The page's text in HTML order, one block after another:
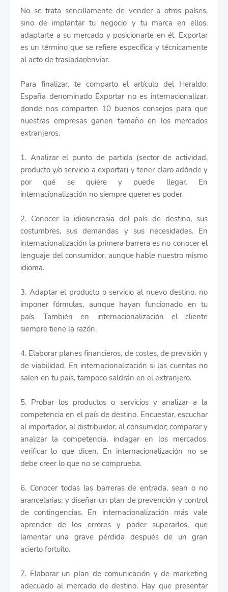
No se trata sencillamente de vender a otros países,
sino de implantar tu negocio y tu marca en ellos,
adaptarte a su mercado y posicionarte en él. Exportar
es un término que se refiere específica y técnicamente
al acto de trasladar/enviar.
Para finalizar, te comparto el artículo del Heraldo,
España denominado Exportar no es internacionalizar,
donde nos comparten 10 buenos consejos para que
nuestras empresas ganen tamaño en los mercados
extranjeros.
1. Analizar el punto de partida (sector de actividad,
producto y/o servicio a exportar) y tener claro adónde y
por qué se quiere y puede llegar. En
internacionalización no siempre querer es poder.
2. Conocer la idiosincrasia del país de destino, sus
costumbres, sus demandas y sus necesidades. En
internacionalización la primera barrera es no conocer el
lenguaje del consumidor, aunque hable nuestro mismo
idioma.
3. Adaptar el producto o servicio al nuevo destino, no
imponer fórmulas, aunque hayan funcionado en tu
país. También en internacionalización el cliente
siempre tiene la razón.
4. Elaborar planes financieros, de costes, de previsión y
de viabilidad. En internacionalización si las cuentas no
salen en tu país, tampoco saldrán en el extranjero.
5. Probar los productos o servicios y analizar a la
competencia en el país de destino. Encuestar, escuchar
al importador, al distribuidor, al consumidor; comparar y
analizar la competencia, indagar en los mercados,
verificar lo que dicen. En internacionalización no se
debe creer lo que no se comprueba.
6. Conocer todas las barreras de entrada, sean o no
arancelarias; y diseñar un plan de prevención y control
de contingencias. En internacionalización más vale
aprender de los errores y poder superarlos, que
lamentar una grave pérdida después de un gran
acierto fortuito.
7. Elaborar un plan de comunicación y de marketing
adecuado al mercado de destino. Hay que presentar